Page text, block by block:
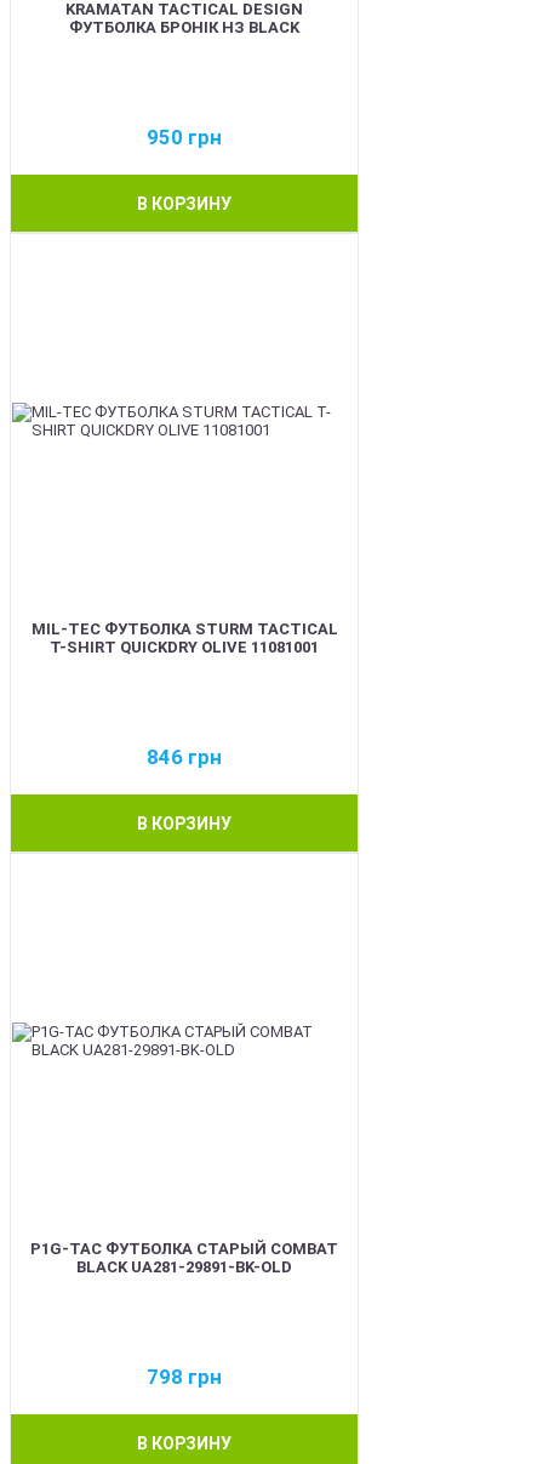
KRAMATAN TACTICAL DESIGN
ФУТБОЛКА БРОНІК НЗ BLACK
950 грн
В КОРЗИНУ
MIL-TEC ФУТБОЛКА STURM TACTICAL
T-SHIRT QUICKDRY OLIVE 11081001
846 грн
В КОРЗИНУ
P1G-TAC ФУТБОЛКА СТАРЫЙ COMBAT
BLACK UA281-29891-BK-OLD
798 грн
В КОРЗИНУ